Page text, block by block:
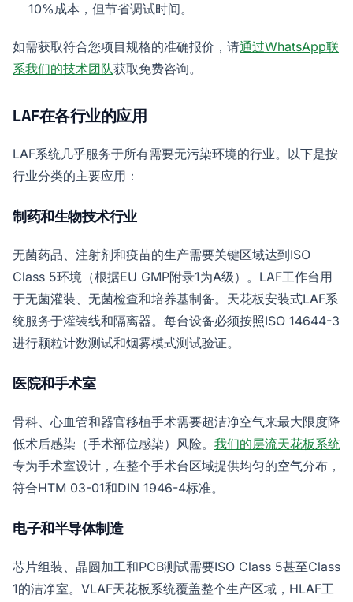
10%成本，但节省调试时间。
如需获取符合您项目规格的准确报价，请通过WhatsApp联
系我们的技术团队获取免费咨询。
LAF在各行业的应用
LAF系统几乎服务于所有需要无污染环境的行业。以下是按
行业分类的主要应用：
制药和生物技术行业
无菌药品、注射剂和疫苗的生产需要关键区域达到ISO
Class 5环境（根据EU GMP附录1为A级）。LAF工作台用
于无菌灌装、无菌检查和培养基制备。天花板安装式LAF系
统服务于灌装线和隔离器。每台设备必须按照ISO 14644-3
进行颗粒计数测试和烟雾模式测试验证。
医院和手术室
骨科、心血管和器官移植手术需要超洁净空气来最大限度降
低术后感染（手术部位感染）风险。 我们的层流天花板系统
专为手术室设计，在整个手术台区域提供均匀的空气分布，
符合HTM 03-01和DIN 1946-4标准。
电子和半导体制造
芯片组装、晶圆加工和PCB测试需要ISO Class 5甚至Class
1的洁净室。VLAF天花板系统覆盖整个生产区域，HLAF工